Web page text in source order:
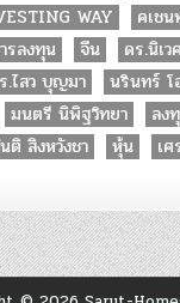
WAY
คเช
รลงทุน จีน
ดร.นิเว
.ไสว บุญมา
นรินทร์
มนตรี นิพิฐวิทยา ลง
ติ สิงหวังชา หุ้น
เ